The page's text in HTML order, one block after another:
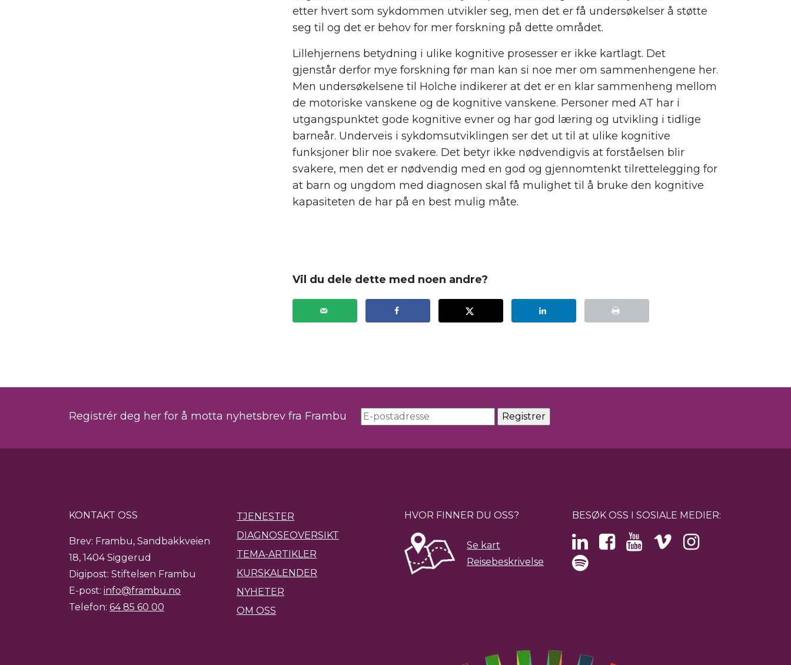
etter hvert som sykdommen utvikler seg, men det er få undersøkelser å støtte
seg til og det er behov for mer forskning på dette området.
Lillehjernens betydning i ulike kognitive prosesser er ikke kartlagt. Det
gjenstår derfor mye forskning før man kan si noe mer om sammenhengene her.
Men undersøkelsene til Holche indikerer at det er en klar sammenheng mellom
de motoriske vanskene og de kognitive vanskene. Personer med AT har i
utgangspunktet gode kognitive evner og har god læring og utvikling i tidlige
barneår. Underveis i sykdomsutviklingen ser det ut til at ulike kognitive
funksjoner blir noe svakere. Det betyr ikke nødvendigvis at forståelsen blir
svakere, men det er nødvendig med en god og gjennomtenkt tilrettelegging for
at barn og ungdom med diagnosen skal få mulighet til å bruke den kognitive
kapasiteten de har på en best mulig måte.
Vil du dele dette med noen andre?
Registrér deg her for å motta nyhetsbrev fra Frambu
KONTAKT OSS
Brev: Frambu, Sandbakkveien
18, 1404 Siggerud
Digipost: Stiftelsen Frambu
E-post: info@frambu.no
Telefon: 64 85 60 00
TJENESTER
DIAGNOSEOVERSIKT
TEMA-ARTIKLER
KURSKALENDER
NYHETER
OM OSS
HVOR FINNER DU OSS?
Se kart
Reisebeskrivelse
BESØK OSS I SOSIALE MEDIER: